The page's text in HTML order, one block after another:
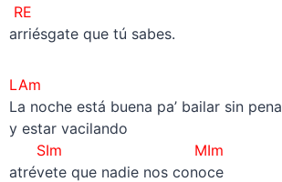
RE
arriésgate que tú sabes.
LAm
La noche está buena pa’ bailar sin pena
y estar vacilando
SIm MIm
atrévete que nadie nos conoce